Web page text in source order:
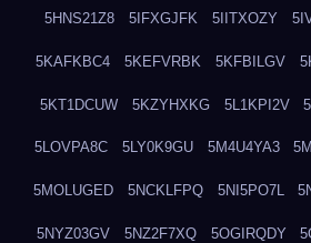
5HNS21Z8 5IFXGJFK 5IITXOZY
5KAFKBC4 5KEFVRBK 5KFBILGV
5KT1DCUW 5KZYHXKG 5L1KPI2V
5LOVPA8C 5LY0K9GU 5M4U4YA3
5MOLUGED 5NCKLFPQ 5NI5PO7L
5NYZ03GV 5NZ2F7XQ 5OGIRQDY